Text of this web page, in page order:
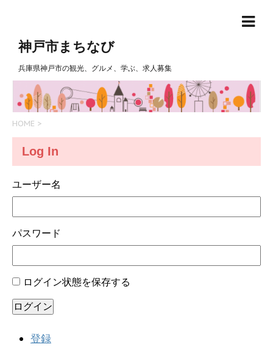
神戸市まちなび
兵庫県神戸市の観光、グルメ、学ぶ、求人募集
HOME >
Log In
ユーザー名
パスワード
ログイン状態を保存する
ログイン
登録